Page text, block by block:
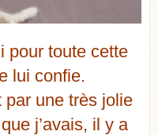
pour toute cette
lui confie.
par une très jolie
j’avais, il y a